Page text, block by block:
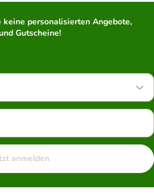
keine personalisierten Angebote,
Gutscheine!
anmelden